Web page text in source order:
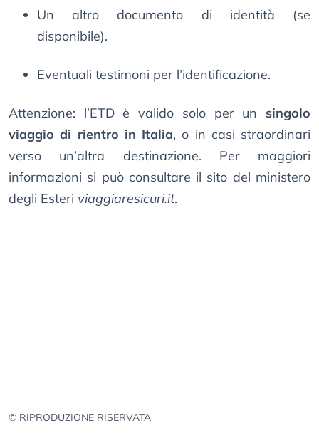
Un altro documento di identità (se
disponibile).
Eventuali testimoni per l’identificazione.
Attenzione: l’ETD è valido solo per un singolo
viaggio di rientro in Italia, o in casi straordinari
verso un’altra destinazione. Per maggiori
informazioni si può consultare il sito del ministero
degli Esteri viaggiaresicuri.it.
© RIPRODUZIONE RISERVATA